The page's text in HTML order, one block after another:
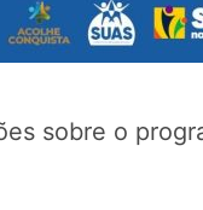
sobre o